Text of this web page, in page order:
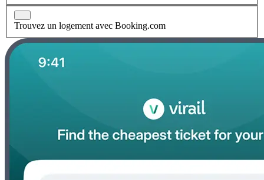
Trouvez un logement avec Booking.com